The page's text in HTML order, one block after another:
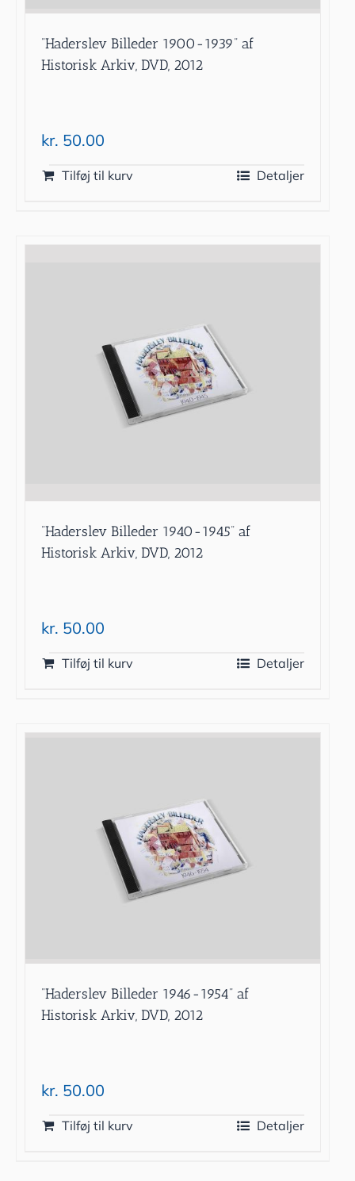
”Haderslev Billeder 1900-1939” af
Historisk Arkiv, DVD, 2012
kr. 50.00
Tilføj til kurv Detaljer
”Haderslev Billeder 1940-1945” af
Historisk Arkiv, DVD, 2012
kr. 50.00
Tilføj til kurv Detaljer
”Haderslev Billeder 1946-1954” af
Historisk Arkiv, DVD, 2012
kr. 50.00
Tilføj til kurv Detaljer